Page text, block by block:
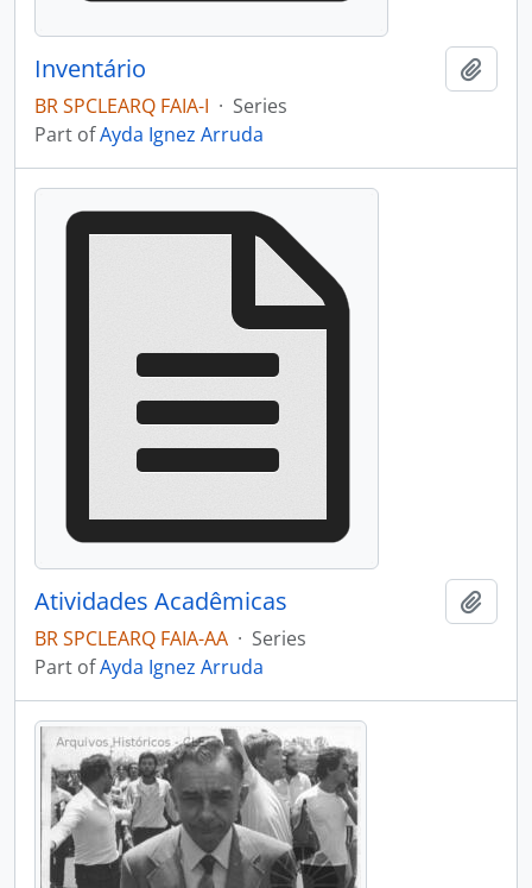
Inventário
BR SPCLEARQ FAIA-I · Series
Part ofAyda Ignez Arruda
Atividades Acadêmicas
BR SPCLEARQ FAIA-AA · Series
Part ofAyda Ignez Arruda